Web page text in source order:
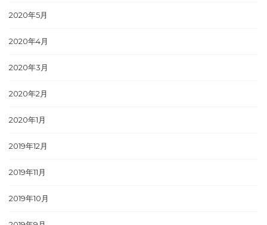
2020年5月
2020年4月
2020年3月
2020年2月
2020年1月
2019年12月
2019年11月
2019年10月